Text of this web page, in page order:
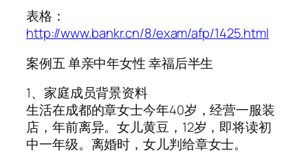
表格：
http://www.bankr.cn/8/exam/afp/1425.html
案例五 单亲中年女性 幸福后半生
1、家庭成员背景资料
生活在成都的章女士今年40岁，经营一服装
店，年前离异。女儿黄豆，12岁，即将读初
中一年级。离婚时，女儿判给章女士。